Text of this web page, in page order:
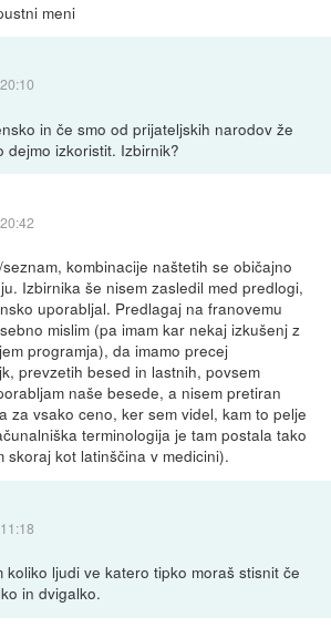
meni
in če smo od prijateljskih narodov že
dejmo izkoristit. Izbirnik?
kombinacije naštetih se običajno
Izbirnika še nisem zasledil med predlogi,
uporabljal. Predlagaj na franovemu
mislim (pa imam kar nekaj izkušenj z
programja), da imamo precej
prevzetih besed in lastnih, povsem
naše besede, a nisem pretiran
za vsako ceno, ker sem videl, kam to pelje
terminologija je tam postala tako
skoraj kot latinščina v medicini).
koliko ljudi ve katero tipko moraš stisnit če
in dvigalko.